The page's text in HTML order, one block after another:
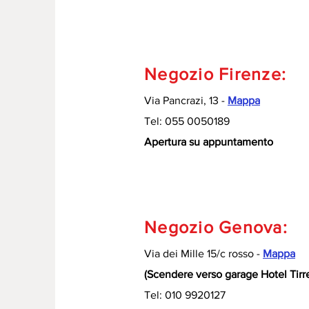
Negozio Firenze:
Via Pancrazi, 13 - Mappa
Tel: 055 0050189
Apertura su appuntamento
Negozio Genova:
Via dei Mille 15/c rosso - Mappa
(Scendere verso garage Hotel
Tel: 010 9920127